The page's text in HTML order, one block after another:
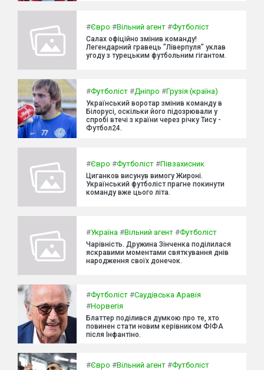
#Євро #Вільний агент #Футболіст
Салах офіційно змінив команду!
Легендарний гравець "Ліверпуля" уклав
угоду з турецьким футбольним гігантом.
#Футболіст #Дніпро #Грузія (країна)
Український воротар змінив команду в
Білорусі, оскільки його підозрювали у
спробі втечі з країни через річку Тису -
Футбол24.
#Євро #Футболіст #Півзахисник
Циганков висунув вимогу Жироні.
Український футболіст прагне покинути
команду вже цього літа.
#Україна #Вільний агент #Футболіст
Чарівність. Дружина Зінченка поділилася
яскравими моментами святкування днів
народження своїх донечок.
#Футболіст #Саудівська Аравія
#Норвегія
Блаттер поділився думкою про те, хто
повинен стати новим керівником ФІФА
після Інфантіно.
#Євро #Вільний агент #Футболіст